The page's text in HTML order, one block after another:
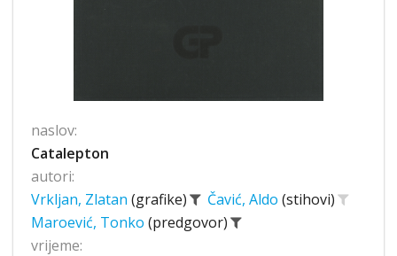
naslov:
Catalepton
autori:
Vrkljan, Zlatan (grafike) Čavić, Aldo (stihovi)
Maroević, Tonko (predgovor)
vrijeme: